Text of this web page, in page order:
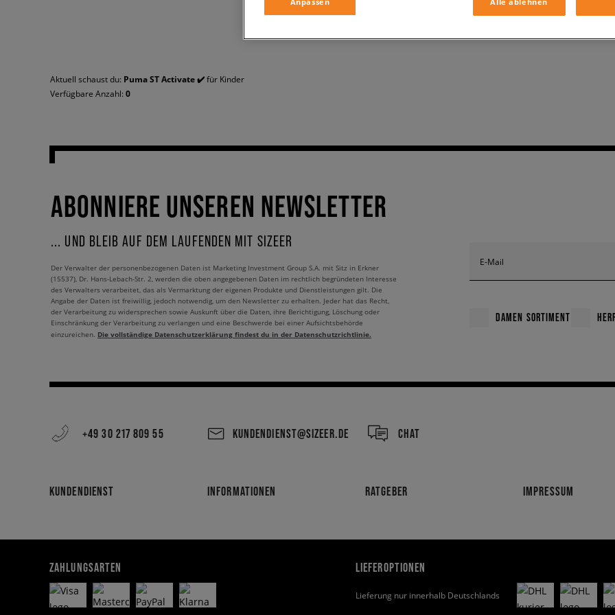
Aktuell schaust du: Puma ST Activate ✔️für Kinder
Verfügbare Anzahl: 0
ABONNIERE UNSEREN NEWSLETTER
... UND BLEIB AUF DEM LAUFENDEN MIT SIZEER
E-Mail
DAMEN SORTIMENT
Der Verwalter der personenbezogenen Daten ist Marketing Investment Group S.A. mit Sitz in Erkner
(15537), Dr. Hans-Lebach-Str. 2, werden die oben angegebenen Daten im rechtlich begründeten Interesse
des Verwalters verarbeitet, das als Vermarktung der eigenen Produkte und Dienstleistungen gilt. Die
Angabe der Daten ist freiwillig, jedoch notwendig, um den Newsletter zu erhalten. Jeder hat das Recht,
der Verarbeitung zu widersprechen sowie Auskunft über die Daten, ihre Berichtigung, Löschung oder
Einschränkung der Verarbeitung zu verlangen und eine Beschwerde bei einer Aufsichtsbehörde
einzureichen. Die vollständige Datenschutzerklärung findest du in der Datenschutzrichtlinie.
+49 30 217 809 55 KUNDENDIENST@SIZEER.DE CHAT
KUNDENDIENST INFORMATIONEN RATGEBER IMPRESSUM
ZAHLUNGSARTEN LIEFEROPTIONEN
Lieferung nur innerhalb Deutschlands